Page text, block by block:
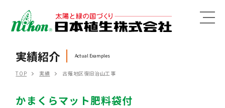
MENU
実績紹介 Actual Examples
TOP 実績 古薙地区復旧治山工事
かまくらマット肥料袋付